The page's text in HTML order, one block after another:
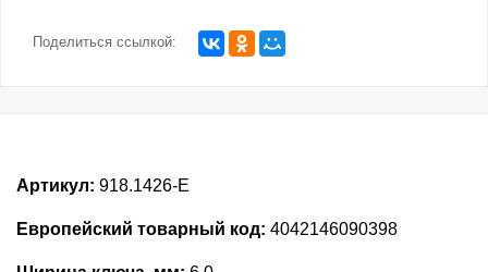
Поделиться ссылкой:
Артикул: 918.1426-E
Европейский товарный код: 4042146090398